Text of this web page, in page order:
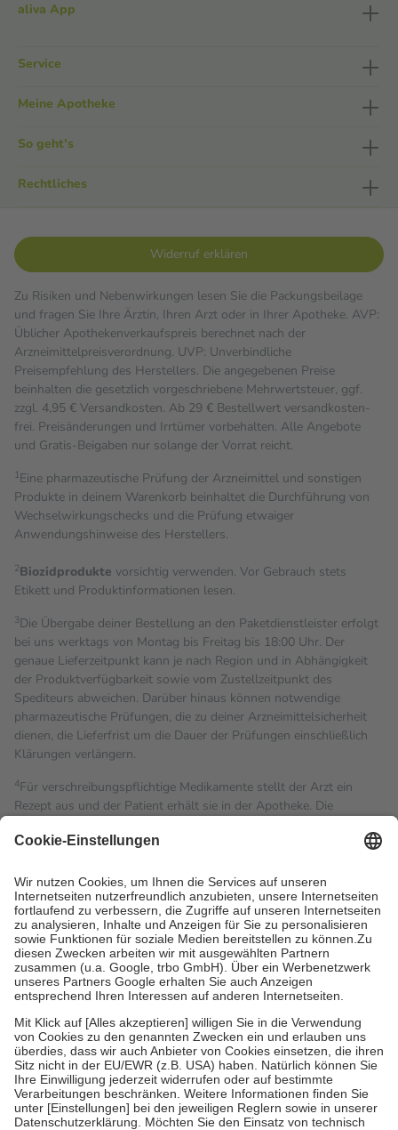
aliva App
Service
Meine Apotheke
So geht's
Rechtliches
Widerruf erklären
Zu Risiken und Nebenwirkungen lesen Sie die Packungsbeilage
und fragen Sie Ihre Ärztin, Ihren Arzt oder in Ihrer Apotheke. AVP:
Üblicher Apothekenverkaufspreis berechnet nach der
Arzneimittelpreisverordnung. UVP: Unverbindliche
Preisempfehlung des Herstellers. Die angegebenen Preise
beinhalten die gesetzlich vorgeschriebene Mehrwertsteuer, ggf.
zzgl. 4,95 € Versandkosten. Ab 29 € Bestell­wert versand­kosten­
frei. Preisänderungen und Irrtümer vorbehalten. Alle Angebote
und Gratis-Beigaben nur solange der Vorrat reicht.
1Eine pharmazeutische Prüfung der Arzneimittel und sonstigen
Produkte in deinem Warenkorb beinhaltet die Durchführung von
Wechselwirkungschecks und die Prüfung etwaiger
Anwendungshinweise des Herstellers.
2Biozidprodukte vorsichtig verwenden. Vor Gebrauch stets
Etikett und Produktinformationen lesen.
3Die Übergabe deiner Bestellung an den Paketdienstleister erfolgt
bei uns werktags von Montag bis Freitag bis 18:00 Uhr. Der
genaue Lieferzeitpunkt kann je nach Region und in Abhängigkeit
der Produktverfügbarkeit sowie vom Zustellzeitpunkt des
Spediteurs abweichen. Darüber hinaus können notwendige
pharmazeutische Prüfungen, die zu deiner Arzneimittelsicherheit
dienen, die Lieferfrist um die Dauer der Prüfungen einschließlich
Klärungen verlängern.
4Für verschreibungspflichtige Medikamente stellt der Arzt ein
Rezept aus und der Patient erhält sie in der Apotheke. Die
Kosten dafür, der Versicherte trägt einen Teil davon als Zuzahlung
Grundsätzlich leisten Mitglieder Zuzahlungen in Höhe von zehn
Prozent des Abgabepreises,mindestensjedochfünf Euround
höchstens zehn Euro.Es sind jedoch nie mehr als die
tatsächlichen Kosten der Leistung zu entrichten.
Diese Regeln gelten grundsätzlich auch für Online-Apotheken.
Bei Heilmitteln und häuslicher Krankenpflege beträgt die
Zuzahlung zehn Prozent der Kosten sowie zehn Euro je
Um das Engagement der Versicherten für ihre eigene Gesundheit
zu stärken und die besondere Stellung der Familie zu unterstützen,
fallenkeine Zuzahlungenan bei:
• Kindern und Jugendlichen bis zum vollendeten 18. Lebensjahr
mit Ausnahme der Fahrkosten
• Untersuchungen zur Vorsorge und Früherkennung, die von der